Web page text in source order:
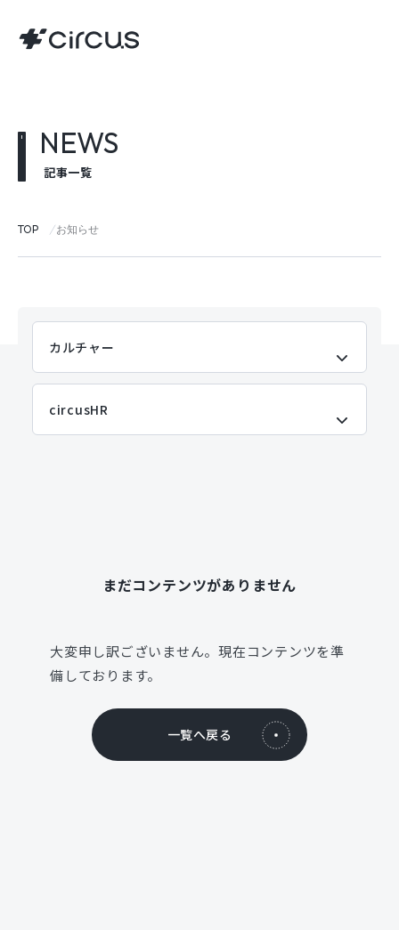
NEWS
記事一覧
TOP お知らせ
まだコンテンツがありません
大変申し訳ございません。現在コンテンツを準
備しております。
一覧へ戻る